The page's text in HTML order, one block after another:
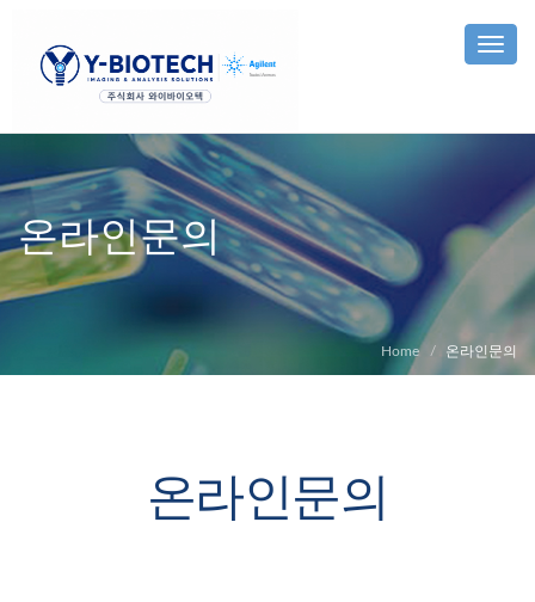
온라인문의
Home 온라인문의
온라인문의